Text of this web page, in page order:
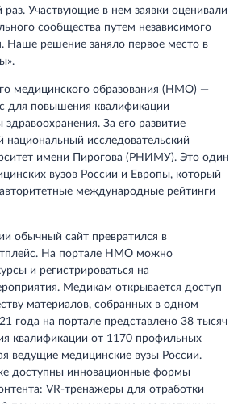
раз. Участвующие в нем заявки оценивали
сообщества путем независимого
Наше решение заняло первое место в
медицинского образования (НМО) —
для повышения квалификации
За его развитие
национальный исследовательский
имени Пирогова (РНИМУ). Это один
вузов России и Европы, который
международные рейтинги
обычный сайт превратился в
На портале НМО можно
и регистрироваться на
Медикам открывается доступ
материалов, собранных в одном
года на портале представлено 38 тысяч
квалификации от 1170 профильных
ведущие медицинские вузы России.
доступны инновационные формы
VR-тренажеры для отработки